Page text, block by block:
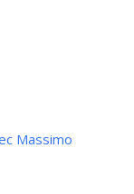
Massimo